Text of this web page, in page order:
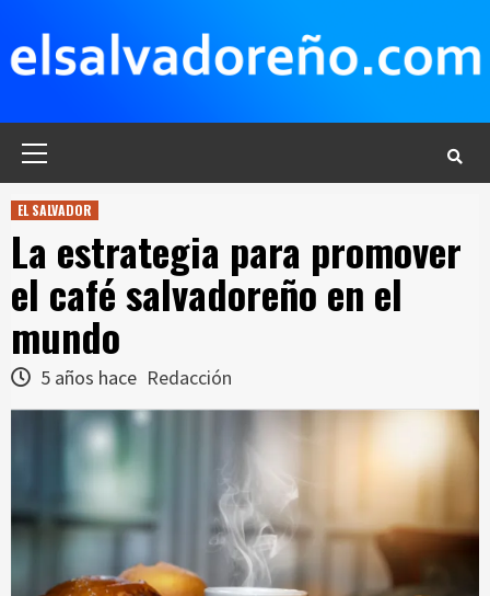
contenido
EL SALVADOR
La estrategia para promover
el café salvadoreño en el
mundo
5 años hace Redacción